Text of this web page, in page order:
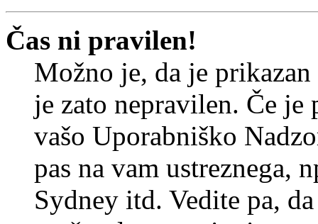
Čas ni pravilen!
Možno je, da je prikazan
je zato nepravilen. Če
vašo Uporabniško
pas na vam ustreznega,
Sydney itd. Vedite pa,